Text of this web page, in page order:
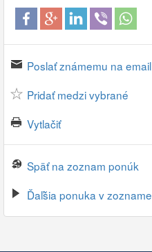
Poslať známemu na email
Pridať medzi vybrané
Vytlačiť
Späť na zoznam ponúk
Ďaľšia ponuka v zozname